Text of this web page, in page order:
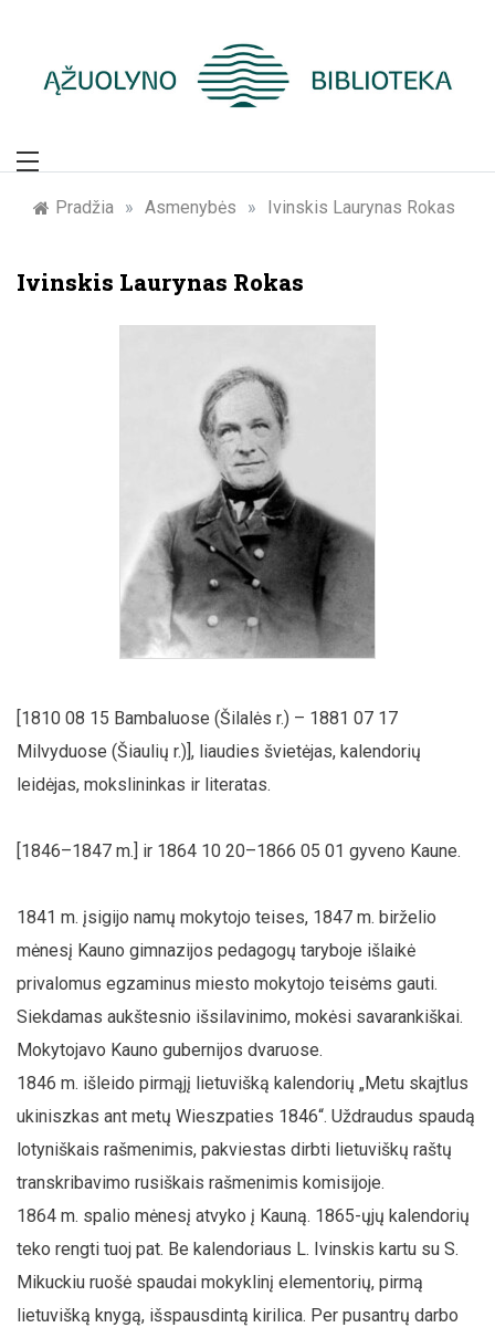
Žymūs Kauno
žmonės: atminimo
įamžinimas
Pradžia » Asmenybės » Ivinskis Laurynas Rokas
Ivinskis Laurynas Rokas
[1810 08 15 Bambaluose (Šilalės r.) – 1881 07 17
Milvyduose (Šiaulių r.)], liaudies švietėjas, kalendorių
leidėjas, mokslininkas ir literatas.
[1846–1847 m.] ir 1864 10 20–1866 05 01 gyveno Kaune.
1841 m. įsigijo namų mokytojo teises, 1847 m. birželio
mėnesį Kauno gimnazijos pedagogų taryboje išlaikė
privalomus egzaminus miesto mokytojo teisėms gauti.
Siekdamas aukštesnio išsilavinimo, mokėsi savarankiškai.
Mokytojavo Kauno gubernijos dvaruose.
1846 m. išleido pirmąjį lietuvišką kalendorių „Metu skajtlus
ukiniszkas ant metų Wieszpaties 1846“. Uždraudus spaudą
lotyniškais rašmenimis, pakviestas dirbti lietuviškų raštų
transkribavimo rusiškais rašmenimis komisijoje.
1864 m. spalio mėnesį atvyko į Kauną. 1865-ųjų kalendorių
teko rengti tuoj pat. Be kalendoriaus L. Ivinskis kartu su S.
Mikuckiu ruošė spaudai mokyklinį elementorių, pirmą
lietuvišką knygą, išspausdintą kirilica. Per pusantrų darbo